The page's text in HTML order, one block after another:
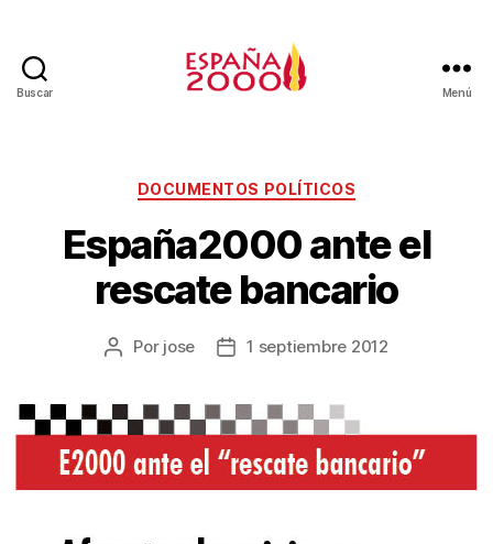
Buscar Menú
DOCUMENTOS POLÍTICOS
España2000 ante el
rescate bancario
Por jose 1 septiembre 2012